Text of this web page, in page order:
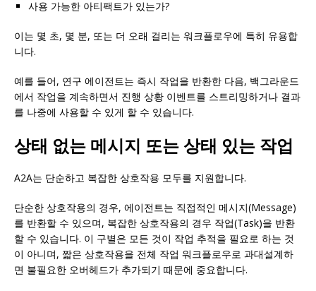
사용 가능한 아티팩트가 있는가?
이는 몇 초, 몇 분, 또는 더 오래 걸리는 워크플로우에 특히 유용합
니다.
예를 들어, 연구 에이전트는 즉시 작업을 반환한 다음, 백그라운드
에서 작업을 계속하면서 진행 상황 이벤트를 스트리밍하거나 결과
를 나중에 사용할 수 있게 할 수 있습니다.
상태 없는 메시지 또는 상태 있는 작업
A2A는 단순하고 복잡한 상호작용 모두를 지원합니다.
단순한 상호작용의 경우, 에이전트는 직접적인 메시지(Message)
를 반환할 수 있으며, 복잡한 상호작용의 경우 작업(Task)을 반환
할 수 있습니다. 이 구별은 모든 것이 작업 추적을 필요로 하는 것
이 아니며, 짧은 상호작용을 전체 작업 워크플로우로 과대설계하
면 불필요한 오버헤드가 추가되기 때문에 중요합니다.